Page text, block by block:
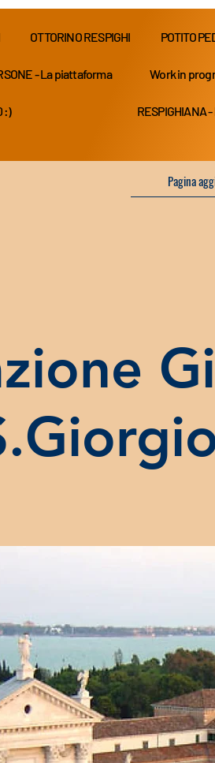
OTTORINO RESPIGHI POTITO
- La piattaforma Work in
:) RESPIGHIANA